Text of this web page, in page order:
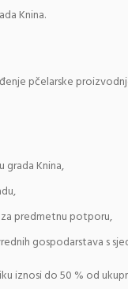
Knina.
pčelarske
Knina,
predmetnu potporu,
gospodarstava s
iznosi do 50 % od